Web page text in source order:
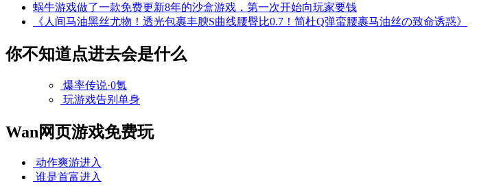
蜗牛游戏做了一款免费更新8年的沙盒游戏，第一次开始向玩家要钱
《人间马油黑丝尤物！透光包裹丰腴S曲线腰臀比0.7！简杜Q弹蛮腰裹马油丝の致命诱惑》
你不知道点进去会是什么
爆率传说·0氪
玩游戏告别单身
Wan网页游戏免费玩
动作爽游进入
谁是首富进入